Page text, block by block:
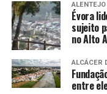
ALENTEJO
Évora
sujeito
no Alto
ALCÁCER
entre